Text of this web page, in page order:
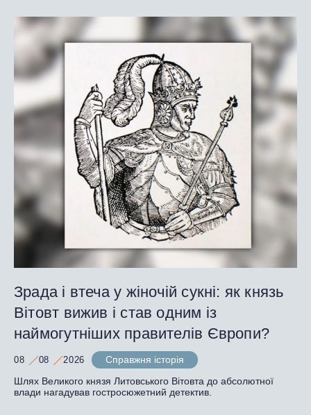
Зрада і втеча у жіночій сукні: як князь
Вітовт вижив і став одним із
наймогутніших правителів Європи?
08 08 2026
Справжня історія
Шлях Великого князя Литовського Вітовта до абсолютної
влади нагадував гостросюжетний детектив.